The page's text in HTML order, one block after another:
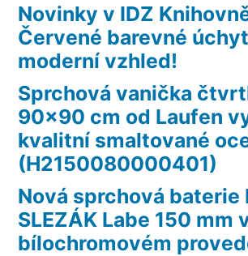
Novinky v IDZ
Červené barevné
moderní vzhled!
Sprchová vanička
90×90 cm od Laufen
kvalitní smaltované
(H2150080000401)
Nová sprchová baterie
SLEZÁK Labe 150 mm
bílochromovém